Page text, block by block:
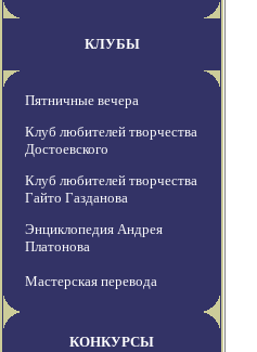
КЛУБЫ
Пятничные вечера
Клуб любителей творчества
Достоевского
Клуб любителей творчества
Гайто Газданова
Энциклопедия Андрея
Платонова
Мастерская перевода
КОНКУРСЫ